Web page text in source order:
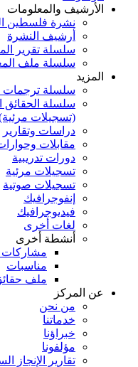
الأرشيف والمعلومات
نشرة فلسطين
أرشيف النشرة
سلسلة تقرير
سلسلة ملف
المزيد
سلسلة ترجمات
سلسلة الحقائق
(تسجيلات
دراسات وتقارير
مقابلات
دورات تدريبية
تسجيلات مرئية
تسجيلات صوتية
إنفوجرافيك
فيديوجرافيك
لغات أخرى
أنشطة أخرى
مشاركات
مناسبات
ملف
عن المركز
من نحن
خدماتنا
خبراؤنا
مؤلفونا
تقارير الإنجاز